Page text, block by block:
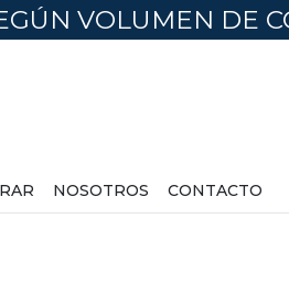
VOLUMEN DE
NOSOTROS CONTACTO